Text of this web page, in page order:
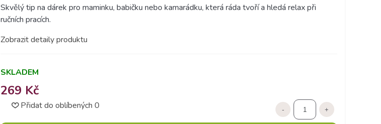
Skvělý tip na dárek pro maminku, babičku nebo kamarádku, která ráda tvoří a hledá relax při
ručních pracích.
Zobrazit detaily produktu
SKLADEM
269 Kč
Přidat do oblíbených 0 - +